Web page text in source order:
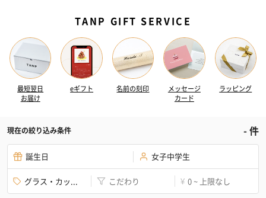
TANP GIFT SERVICE
最短翌日
お届け
eギフト 名前の刻印
メッセージ
カード
ラッピング
現在の絞り込み条件 -件
誕生日 女子中学生
グラス・カッ... こだわり ¥ 0 ~ 上限なし